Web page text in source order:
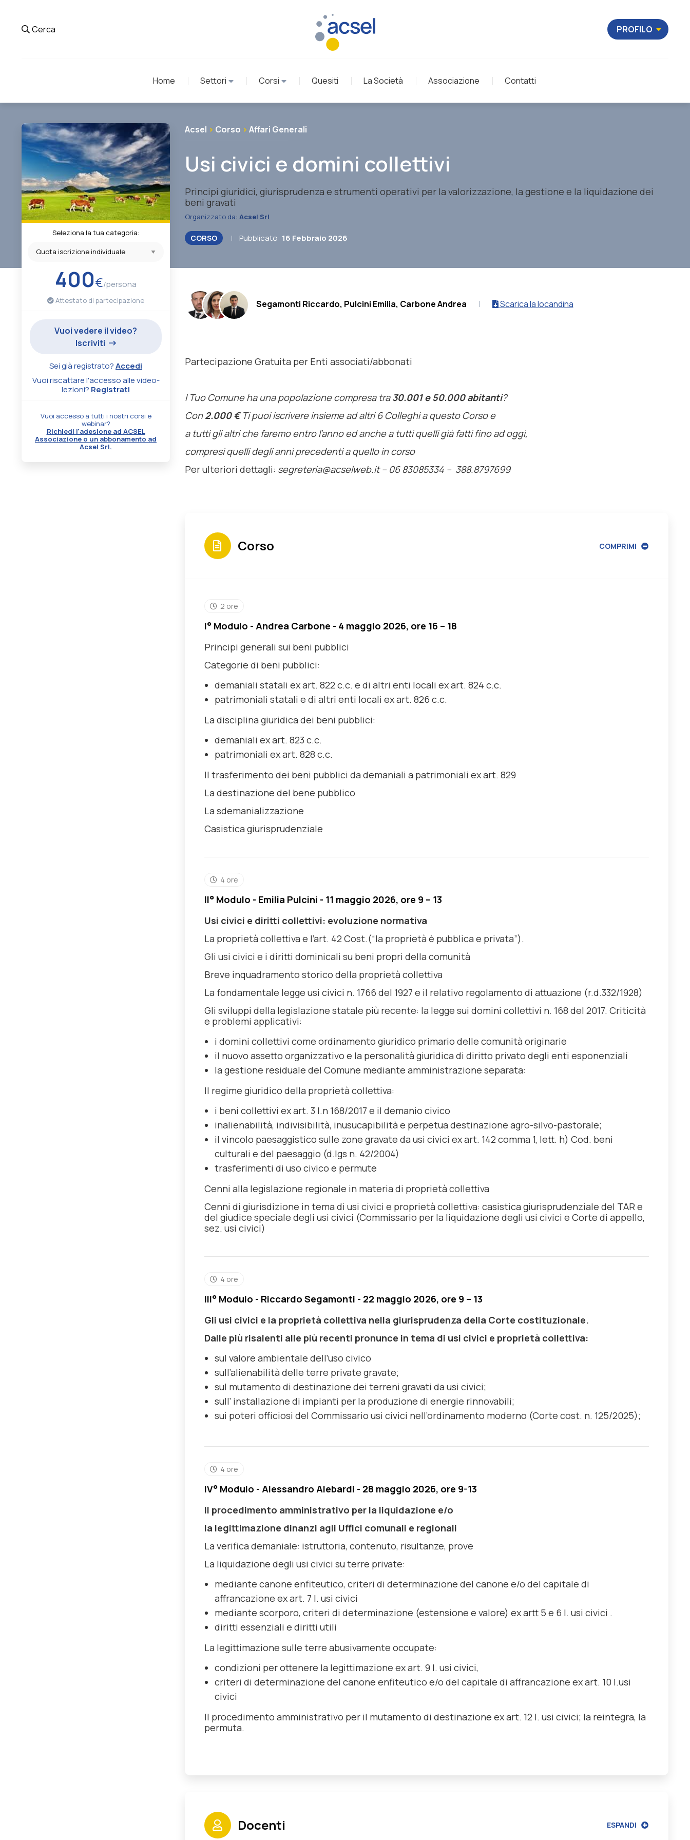
Cerca PROFILO
Home Settori Corsi Quesiti La Società Associazione Contatti
Seleziona la tua categoria:
400€/persona
Attestato di partecipazione
Vuoi vedere il video?
Iscriviti
Sei già registrato?Accedi
Vuoi riscattare l'accesso alle video-
lezioni? Registrati
Vuoi accesso a tutti i nostri corsi e
webinar?
Richiedi l'adesione ad ACSEL
Associazione o un abbonamento ad
Acsel Srl.
Acsel > Corso > Affari Generali
Usi civici e domini collettivi
Principi giuridici, giurisprudenza e strumenti operativi per la valorizzazione, la gestione e la liquidazione dei
beni gravati
Organizzato da: Acsel Srl
CORSO | Pubblicato: 16 Febbraio 2026
Segamonti Riccardo, Pulcini Emilia, Carbone Andrea
| Scarica la locandina
Partecipazione Gratuita per Enti associati/abbonati
l Tuo Comune ha una popolazione compresa tra30.001 e 50.000 abitanti?
Con 2.000 €Ti puoi iscrivere insieme ad altri 6 Colleghi a questo Corso e
a tutti gli altri che faremo entro l’anno ed anche a tutti quelli già fatti fino ad oggi,
compresi quelli degli anni precedenti a quello in corso
Per ulteriori dettagli: segreteria@acselweb.it – 06 83085334 – 388.8797699
Corso COMPRIMI
2 ore
I° Modulo - Andrea Carbone - 4 maggio 2026, ore 16 – 18
Principi generali sui beni pubblici
Categorie di beni pubblici:
demaniali statali ex art. 822 c.c. e di altri enti locali ex art. 824 c.c.
patrimoniali statali e di altri enti locali ex art. 826 c.c.
La disciplina giuridica dei beni pubblici:
demaniali ex art. 823 c.c.
patrimoniali ex art. 828 c.c.
Il trasferimento dei beni pubblici da demaniali a patrimoniali ex art. 829
La destinazione del bene pubblico
La sdemanializzazione
Casistica giurisprudenziale
4 ore
II° Modulo - Emilia Pulcini - 11 maggio 2026, ore 9 – 13
Usi civici e diritti collettivi: evoluzione normativa
La proprietà collettiva e l’art. 42 Cost.(“la proprietà è pubblica e privata”).
Gli usi civici e i diritti dominicali su beni propri della comunità
Breve inquadramento storico della proprietà collettiva
La fondamentale legge usi civici n. 1766 del 1927 e il relativo regolamento di attuazione (r.d.332/1928)
Gli sviluppi della legislazione statale più recente: la legge sui domini collettivi n. 168 del 2017. Criticità
e problemi applicativi:
i domini collettivi come ordinamento giuridico primario delle comunità originarie
il nuovo assetto organizzativo e la personalità giuridica di diritto privato degli enti esponenziali
la gestione residuale del Comune mediante amministrazione separata:
Il regime giuridico della proprietà collettiva:
i beni collettivi ex art. 3 l.n 168/2017 e il demanio civico
inalienabilità, indivisibilità, inusucapibilità e perpetua destinazione agro-silvo-pastorale;
il vincolo paesaggistico sulle zone gravate da usi civici ex art. 142 comma 1, lett. h) Cod. beni
culturali e del paesaggio (d.lgs n. 42/2004)
trasferimenti di uso civico e permute
Cenni alla legislazione regionale in materia di proprietà collettiva
Cenni di giurisdizione in tema di usi civici e proprietà collettiva: casistica giurisprudenziale del TAR e
del giudice speciale degli usi civici (Commissario per la liquidazione degli usi civici e Corte di appello,
sez. usi civici)
4 ore
III° Modulo - Riccardo Segamonti - 22 maggio 2026, ore 9 – 13
Gli usi civici e la proprietà collettiva nella giurisprudenza della Corte costituzionale.
Dalle più risalenti alle più recenti pronunce in tema di usi civici e proprietà collettiva:
sul valore ambientale dell’uso civico
sull’alienabilità delle terre private gravate;
sul mutamento di destinazione dei terreni gravati da usi civici;
sull’ installazione di impianti per la produzione di energie rinnovabili;
sui poteri officiosi del Commissario usi civici nell’ordinamento moderno (Corte cost. n. 125/2025);
4 ore
IV° Modulo - Alessandro Alebardi - 28 maggio 2026, ore 9-13
Il procedimento amministrativo per la liquidazione e/o
la legittimazione dinanzi agli Uffici comunali e regionali
La verifica demaniale: istruttoria, contenuto, risultanze, prove
La liquidazione degli usi civici su terre private:
mediante canone enfiteutico, criteri di determinazione del canone e/o del capitale di
affrancazione ex art. 7 l. usi civici
mediante scorporo, criteri di determinazione (estensione e valore) ex artt 5 e 6 l. usi civici .
diritti essenziali e diritti utili
La legittimazione sulle terre abusivamente occupate:
condizioni per ottenere la legittimazione ex art. 9 l. usi civici,
criteri di determinazione del canone enfiteutico e/o del capitale di affrancazione ex art. 10 l.usi
civici
Il procedimento amministrativo per il mutamento di destinazione ex art. 12 l. usi civici; la reintegra, la
permuta.
Docenti ESPANDI